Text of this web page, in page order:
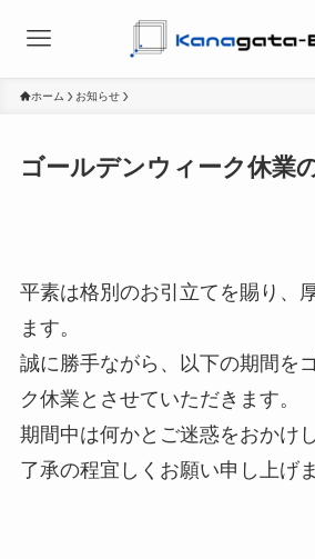
ホーム お知らせ
ゴールデンウィーク休業
平素は格別のお引立てを賜り、
ます。
誠に勝手ながら、以下の期間を
ク休業とさせていただきます。
期間中は何かとご迷惑をおかけ
了承の程宜しくお願い申し上げま